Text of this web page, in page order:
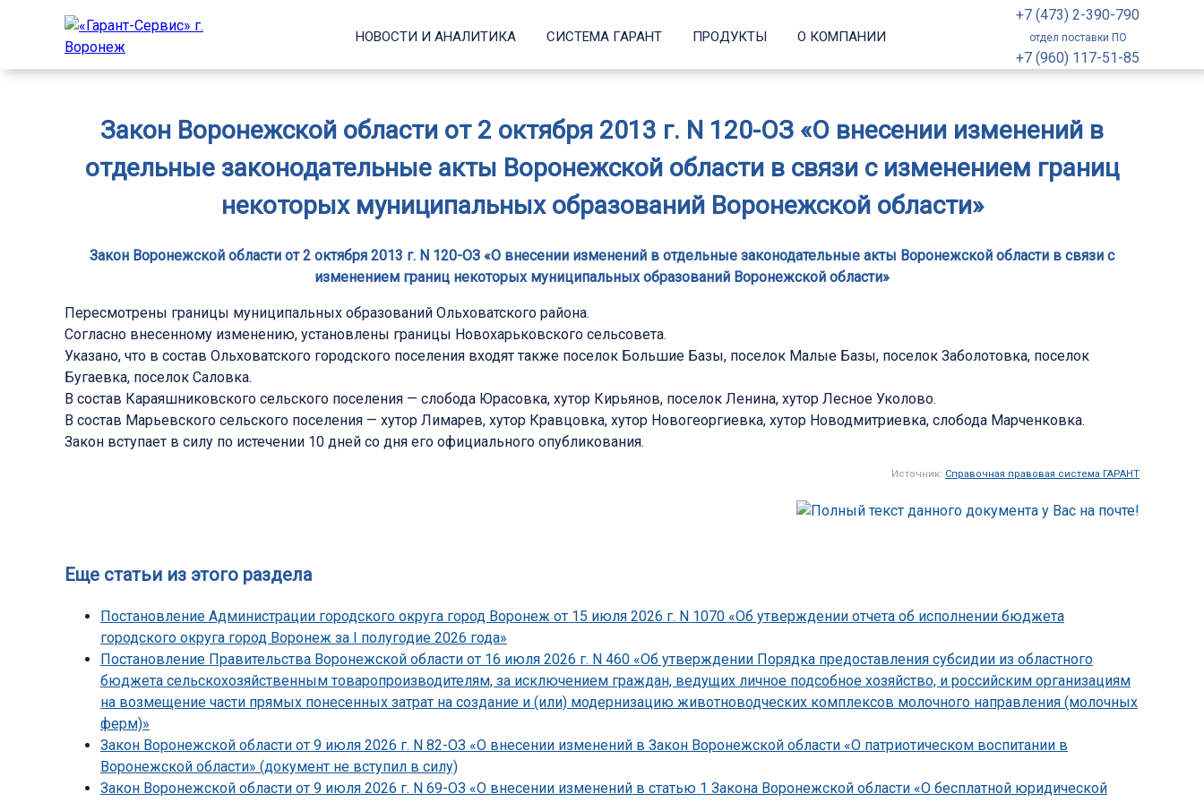
НОВОСТИ И АНАЛИТИКА СИСТЕМА ГАРАНТ ПРОДУКТЫ О КОМПАНИИ
+7 (473) 2-390-790
отдел поставки ПО
+7 (960) 117-51-85
Закон Воронежской области от 2 октября 2013 г. N 120-ОЗ «О внесении изменений в
отдельные законодательные акты Воронежской области в связи c изменением границ
некоторых муниципальных образований Воронежской области»
Закон Воронежской области от 2 октября 2013 г. N 120-ОЗ «О внесении изменений в отдельные законодательные акты Воронежской области в связи c
изменением границ некоторых муниципальных образований Воронежской области»
Пересмотрены границы муниципальных образований Ольховатского района.
Согласно внесенному изменению, установлены границы Новохарьковского сельсовета.
Указано, что в состав Ольховатского городского поселения входят также поселок Большие Базы, поселок Малые Базы, поселок Заболотовка, поселок
Бугаевка, поселок Саловка.
В состав Караяшниковского сельского поселения — слобода Юрасовка, хутор Кирьянов, поселок Ленина, хутор Лесное Уколово.
В состав Марьевского сельского поселения — хутор Лимарев, хутор Кравцовка, хутор Новогеоргиевка, хутор Новодмитриевка, слобода Марченковка.
Закон вступает в силу по истечении 10 дней со дня его официального опубликования.
Источник: Справочная правовая система ГАРАНТ
Еще статьи из этого раздела
Постановление Администрации городского округа город Воронеж от 15 июля 2026 г. N 1070 «Об утверждении отчета об исполнении бюджета
городского округа город Воронеж за I полугодие 2026 года»
Постановление Правительства Воронежской области от 16 июля 2026 г. N 460 «Об утверждении Порядка предоставления субсидии из областного
бюджета сельскохозяйственным товаропроизводителям, за исключением граждан, ведущих личное подсобное хозяйство, и российским организациям
на возмещение части прямых понесенных затрат на создание и (или) модернизацию животноводческих комплексов молочного направления (молочных
ферм)»
Закон Воронежской области от 9 июля 2026 г. N 82-ОЗ «О внесении изменений в Закон Воронежской области «О патриотическом воспитании в
Воронежской области» (документ не вступил в силу)
Закон Воронежской области от 9 июля 2026 г. N 69-ОЗ «О внесении изменений в статью 1 Закона Воронежской области «О бесплатной юридической